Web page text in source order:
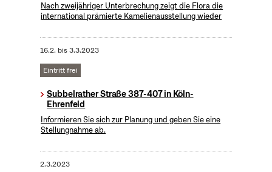
Nach zweijähriger Unterbrechung zeigt die Flora die
international prämierte Kamelienausstellung wieder
16.2. bis3.3.2023
Eintritt frei
Subbelrather Straße 387-407 in Köln-
Ehrenfeld
Informieren Sie sich zur Planung und geben Sie eine
Stellungnahme ab.
2.3.2023